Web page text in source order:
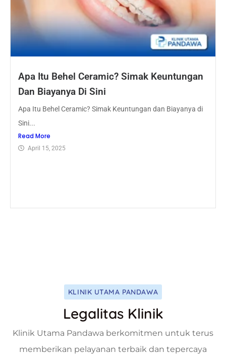
Apa Itu Behel Ceramic? Simak Keuntungan
Dan Biayanya Di Sini
Apa Itu Behel Ceramic? Simak Keuntungan dan Biayanya di
Sini...
Read More
April 15, 2025
KLINIK UTAMA PANDAWA
Legalitas Klinik
Klinik Utama Pandawa berkomitmen untuk terus
memberikan pelayanan terbaik dan tepercaya